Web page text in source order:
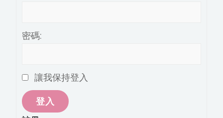
密碼:
讓我保持登入
登入